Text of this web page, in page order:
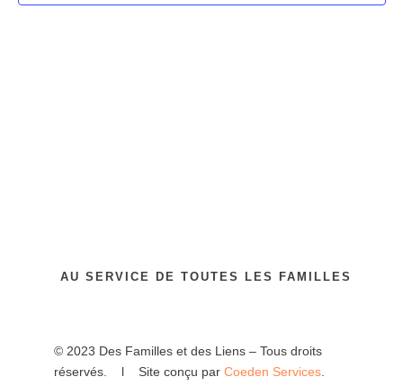
AU SERVICE DE TOUTES LES FAMILLES
© 2023 Des Familles et des Liens – Tous droits
réservés. l Site conçu par Coeden Services.